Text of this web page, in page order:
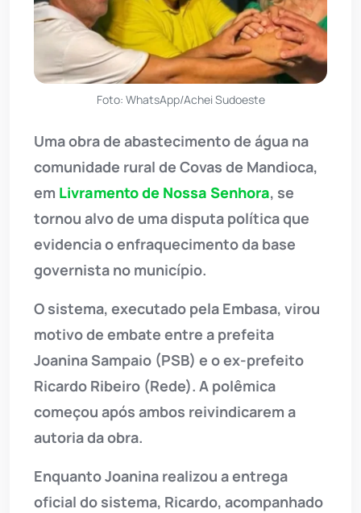
Foto: WhatsApp/Achei Sudoeste
Uma obra de abastecimento de água na
comunidade rural de Covas de Mandioca,
em Livramento de Nossa Senhora, se
tornou alvo de uma disputa política que
evidencia o enfraquecimento da base
governista no município.
O sistema, executado pela Embasa, virou
motivo de embate entre a prefeita
Joanina Sampaio (PSB) e o ex-prefeito
Ricardo Ribeiro (Rede). A polêmica
começou após ambos reivindicarem a
autoria da obra.
Enquanto Joanina realizou a entrega
oficial do sistema, Ricardo, acompanhado